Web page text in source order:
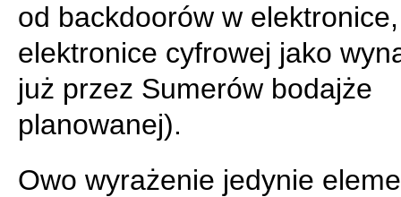
od backdoorów w
elektronice cyfrowej jako
już przez Sumerów bodajże
planowanej).
Owo wyrażenie jedynie